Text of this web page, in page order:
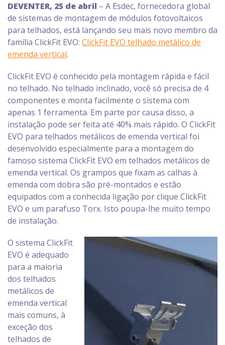
DEVENTER, 25 de abril – A Esdec, fornecedora global
de sistemas de montagem de módulos fotovoltaicos
para telhados, está lançando seu mais novo membro da
família ClickFit EVO: ClickFit EVO telhado metálico de
emenda vertical.
ClickFit EVO é conhecido pela montagem rápida e fácil
no telhado. No telhado inclinado, você só precisa de 4
componentes e monta facilmente o sistema com
apenas 1 ferramenta. Em parte por causa disso, a
instalação pode ser feita até 40% mais rápido. O ClickFit
EVO para telhados metálicos de emenda vertical foi
desenvolvido especialmente para a montagem do
famoso sistema ClickFit EVO em telhados metálicos de
emenda vertical. Os grampos que fixam as calhas à
emenda com dobra são pré-montados e estão
equipados com a conhecida ligação por clique ClickFit
EVO e um parafuso Torx. Isto poupa-lhe muito tempo
de instalação.
O sistema ClickFit
EVO é adequado
para a maioria
dos telhados
metálicos de
emenda vertical
mais comuns, à
exceção dos
telhados de